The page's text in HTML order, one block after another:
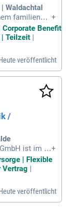
Waldachtal
familiengef
Wir such
Verkauf u
K
Ge
und attrakt
Teil eines star
mit uns – be
+
Benefit
| Teilzeit |
veröffentlicht
/
ist im J
deutsch
Uns
ab.
+
| Flexible
Vertrag |
veröffentlicht